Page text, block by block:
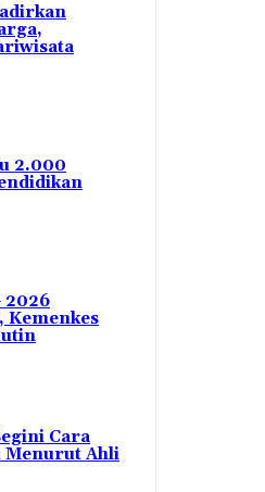
2.000
2026
Kemenkes
Cara
Menurut Ahli